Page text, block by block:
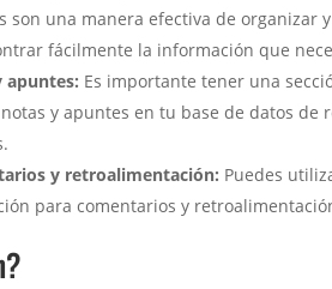
son una manera efectiva de
fácilmente la información que
apuntes: Es importante tener una
y apuntes en tu base de datos
y retroalimentación: Puedes
para comentarios y